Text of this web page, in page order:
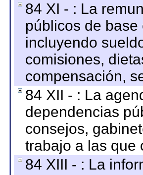
84 XI - : La
públicos de
incluyendo
comisiones,
compensación,
84 XII - : La
dependencias
consejos,
trabajo a las que
84 XIII - : La